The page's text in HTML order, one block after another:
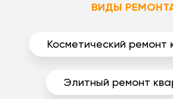
ВИДЫ
Косметический ремонт
Элитный ремонт